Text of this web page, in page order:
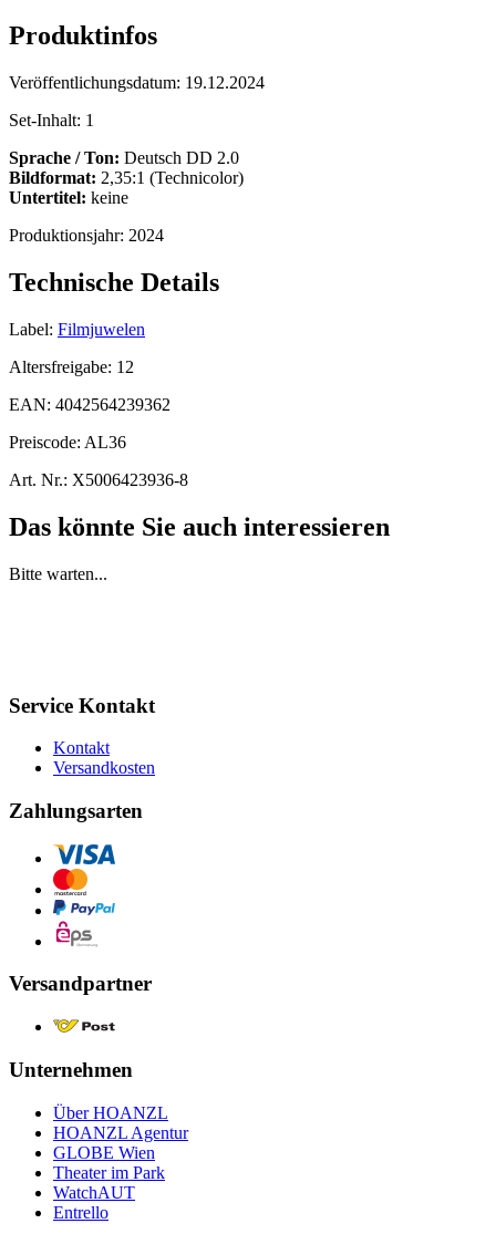
Produktinfos
Veröffentlichungsdatum: 19.12.2024
Set-Inhalt: 1
Sprache / Ton: Deutsch DD 2.0
Bildformat: 2,35:1 (Technicolor)
Untertitel: keine
Produktionsjahr: 2024
Technische Details
Label: Filmjuwelen
Altersfreigabe: 12
EAN: 4042564239362
Preiscode: AL36
Art. Nr.: X5006423936-8
Das könnte Sie auch interessieren
Bitte warten...
Service Kontakt
Kontakt
Versandkosten
Zahlungsarten
Versandpartner
Unternehmen
Über HOANZL
HOANZL Agentur
GLOBE Wien
Theater im Park
WatchAUT
Entrello